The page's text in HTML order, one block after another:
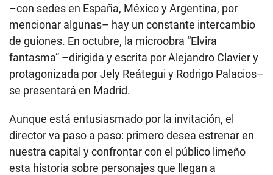
–con sedes en España, México y Argentina, por
mencionar algunas– hay un constante intercambio
de guiones. En octubre, la microobra “Elvira
fantasma” –dirigida y escrita por Alejandro Clavier y
protagonizada por Jely Reátegui y Rodrigo Palacios–
se presentará en Madrid.
Aunque está entusiasmado por la invitación, el
director va paso a paso: primero desea estrenar en
nuestra capital y confrontar con el público limeño
esta historia sobre personajes que llegan a